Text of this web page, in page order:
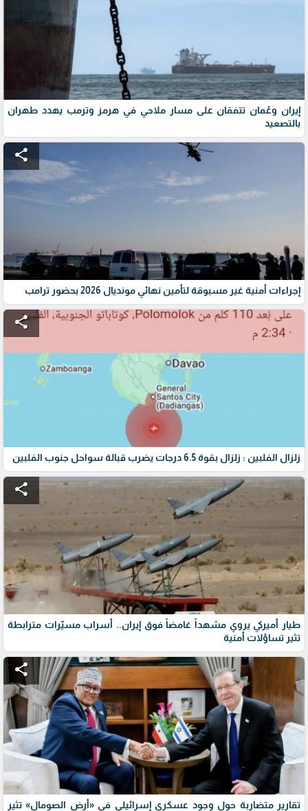
إيران وعُمان تتفقان على مسار ملاحي في هرمز وترمب يهدد طهران
بالتصعيد
share
إجراءات أمنية غير مسبوقة لتأمين نهائي مونديال 2026 بحضور ترامب
share
زلزال الفلبين : زلزال بقوة 6.5 درجات يضرب قبالة سواحل جنوب الفلبين
share
طيار أميركي يروي مشهداً غامضاً فوق إيران.. أسراب مسيّرات مترابطة
تثير تساؤلات أمنية
share
تقارير متضاربة حول وجود عسكري إسرائيلي في «أرض الصومال» تثير